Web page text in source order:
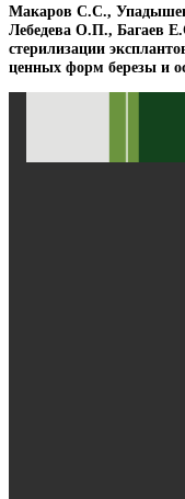
Макаров С.С.,
Лебедева О.П., Багаев
стерилизации
ценных форм березы и